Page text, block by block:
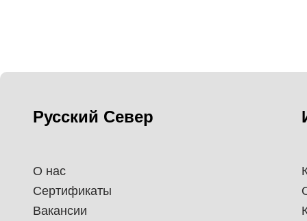
Русский Север
О нас
Сертификаты
Вакансии